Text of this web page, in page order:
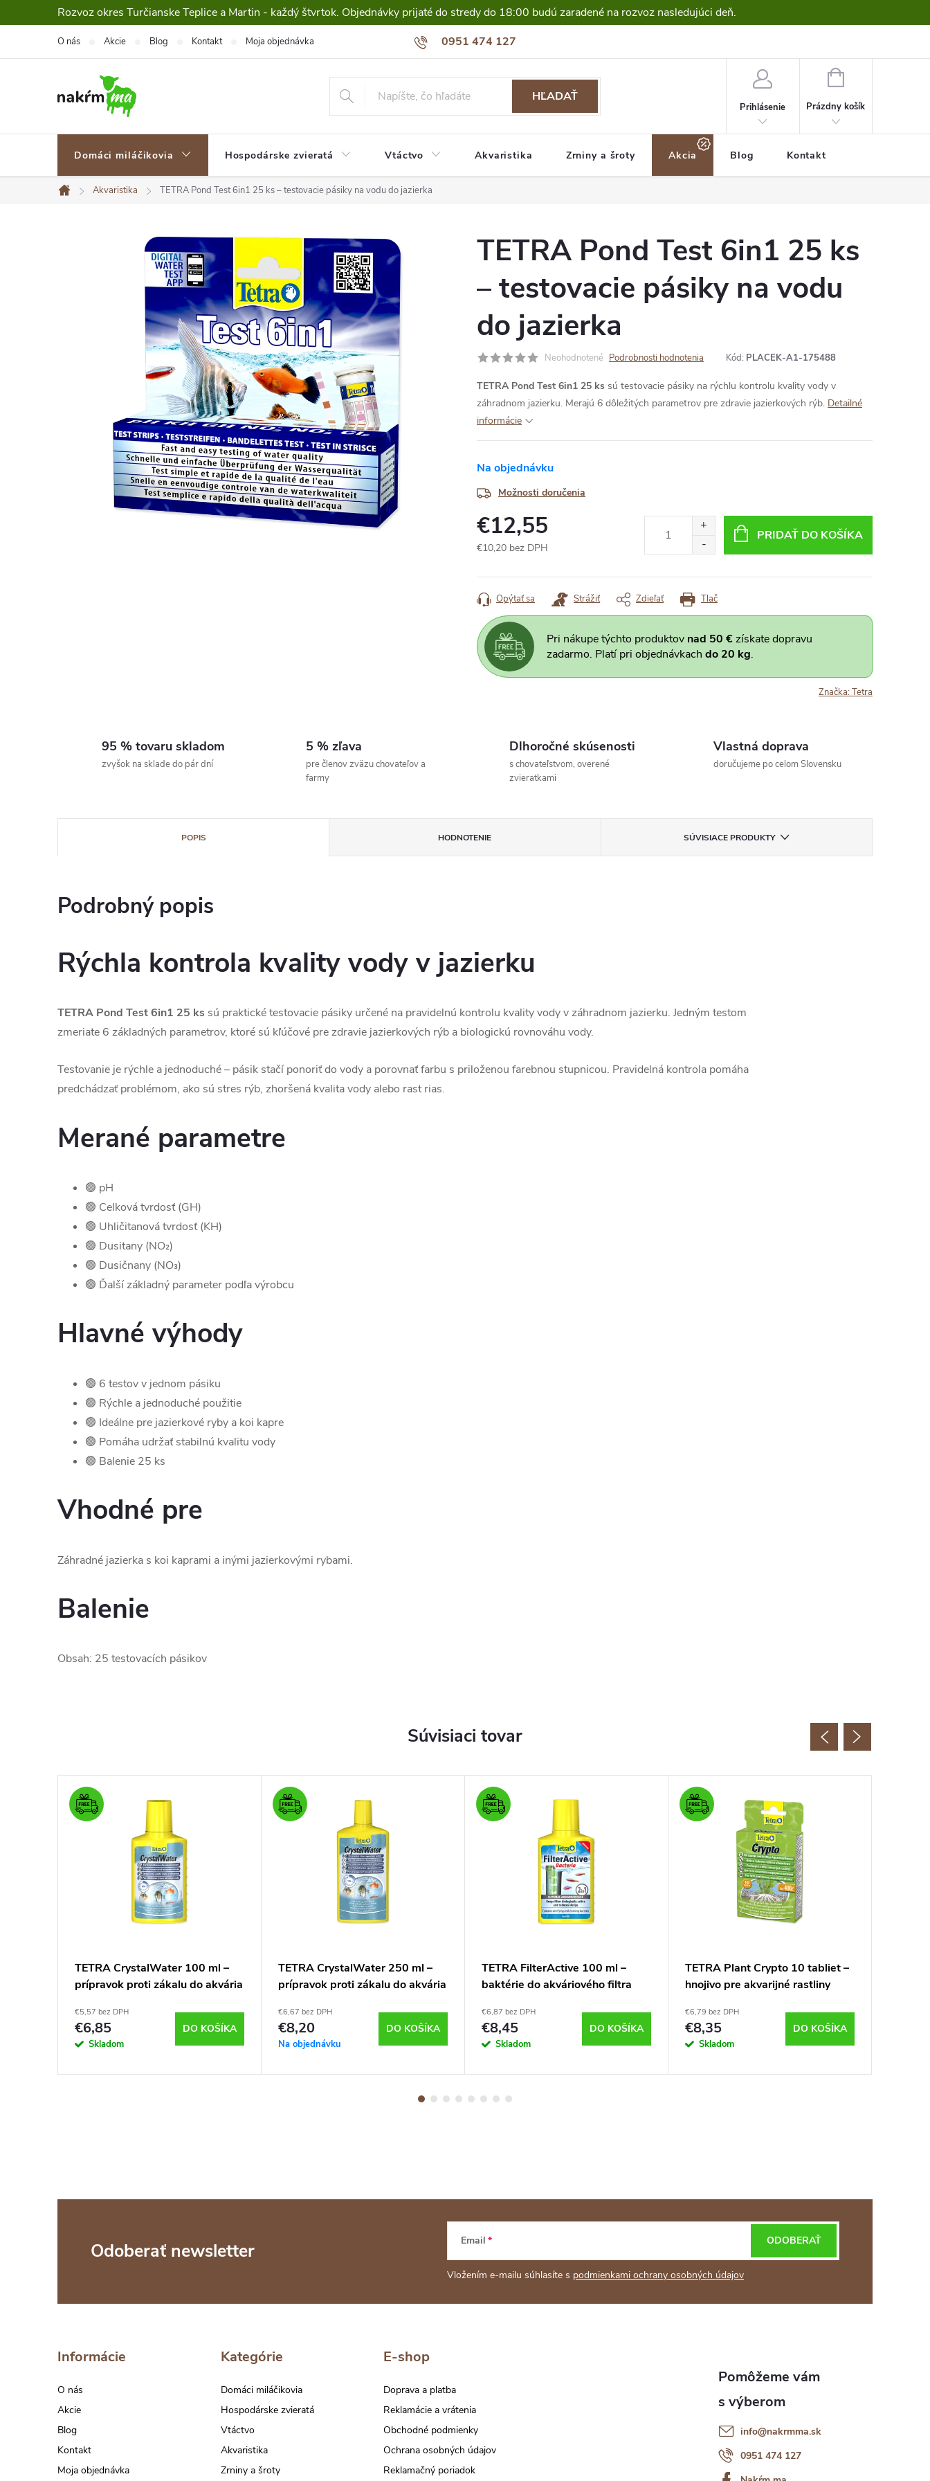
na
Rozvoz okres Turčianske Teplice a Martin - každý štvrtok. Objednávky prijaté do stredy do 18:00 budú zaradené na rozvoz nasledujúci deň.
0951 474 127
O nás Akcie Blog Kontakt Moja objednávka
HĽADAŤ
Prihlásenie
NÁKUPNÝ
Prázdny košík
Domáci miláčikovia Hospodárske zvieratá Vtáctvo Akvaristika Zrniny a šroty Akcia Blog Kontakt
Domov
Akvaristika TETRA Pond Test 6in1 25 ks – testovacie pásiky na vodu do jazierka
TETRA Pond Test 6in1 25 ks
– testovacie pásiky na vodu
do jazierka
Neohodnotené Podrobnosti hodnotenia Kód: PLACEK-A1-175488
TETRA Pond Test 6in1 25 ks sú testovacie pásiky na rýchlu kontrolu kvality vody v
záhradnom jazierku. Merajú 6 dôležitých parametrov pre zdravie jazierkových rýb. Detailné
informácie
Na objednávku
Možnosti doručenia
€12,55
€10,20 bez DPH
cena:
PRIDAŤ DO KOŠÍKA
Tlač
Opýtať sa Strážiť Zdieľať
Pri nákupe týchto produktov nad 50 €získate dopravu
zadarmo. Platí pri objednávkach do 20 kg.
Značka:Tetra
95 % tovaru skladom
zvyšok na sklade do pár dní
5 % zľava
pre členov zväzu chovateľov a
farmy
Dlhoročné skúsenosti
s chovateľstvom, overené
zvieratkami
Vlastná doprava
doručujeme po celom Slovensku
POPIS HODNOTENIE SÚVISIACE PRODUKTY
Podrobný popis
Rýchla kontrola kvality vody v jazierku
TETRA Pond Test 6in1 25 ks sú praktické testovacie pásiky určené na pravidelnú kontrolu kvality vody v záhradnom jazierku. Jedným testom
zmeriate 6 základných parametrov, ktoré sú kľúčové pre zdravie jazierkových rýb a biologickú rovnováhu vody.
Testovanie je rýchle a jednoduché – pásik stačí ponoriť do vody a porovnať farbu s priloženou farebnou stupnicou. Pravidelná kontrola pomáha
predchádzať problémom, ako sú stres rýb, zhoršená kvalita vody alebo rast rias.
Merané parametre
🟢 pH
🟢 Celková tvrdosť (GH)
🟢 Uhličitanová tvrdosť (KH)
🟢 Dusitany (NO₂)
🟢 Dusičnany (NO₃)
🟢 Ďalší základný parameter podľa výrobcu
Hlavné výhody
🟢 6 testov v jednom pásiku
🟢 Rýchle a jednoduché použitie
🟢 Ideálne pre jazierkové ryby a koi kapre
🟢 Pomáha udržať stabilnú kvalitu vody
🟢 Balenie 25 ks
Vhodné pre
Záhradné jazierka s koi kaprami a inými jazierkovými rybami.
Balenie
Obsah: 25 testovacích pásikov
Súvisiaci tovar
TETRA CrystalWater 100 ml –
prípravok proti zákalu do akvária
€5,57 bez DPH
€6,85
Skladom
DO KOŠÍKA
TETRA CrystalWater 250 ml –
prípravok proti zákalu do akvária
€6,67 bez DPH
€8,20
Na objednávku
DO KOŠÍKA
TETRA FilterActive 100 ml –
baktérie do akváriového filtra
€6,87 bez DPH
€8,45
Skladom
DO KOŠÍKA
TETRA Plant Crypto 10 tabliet –
hnojivo pre akvarijné rastliny
€6,79 bez DPH
€8,35
Skladom
DO KOŠÍKA
Odoberať newsletter Email
Vložením e-mailu súhlasíte s podmienkami ochrany osobných údajov
ODOBERAŤ
Informácie
O nás
Akcie
Blog
Kontakt
Moja objednávka
Kategórie
Domáci miláčikovia
Hospodárske zvieratá
Vtáctvo
Akvaristika
Zrniny a šroty
E-shop
Doprava a platba
Reklamácie a vrátenia
Obchodné podmienky
Ochrana osobných údajov
Reklamačný poriadok
info@nakrmma.sk
0951 474 127